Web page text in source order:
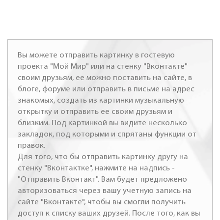
Вы можете отправить картинку в гостевую
проекта "Мой Мир" или на стенку "Вконтакте"
своим друзьям, ее можно поставить на сайте, в
блоге, форуме или отправить в письме на адрес
знакомых, создать из картинки музыкальную
открытку и отправить ее своим друзьям и
близким. Под картинкой вы видите несколько
закладок, под которыми и спрятаны функции от
правок.
Для того, что бы отправить картинку другу на
стенку "Вконтактке", нажмите на надпись -
"Отправить Вконтакт". Вам будет предложено
авторизоваться через вашу учетную запись на
сайте "Вконтакте", чтобы вы смогли получить
доступ к списку ваших друзей. После того, как вы